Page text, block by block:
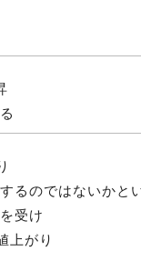
るのではないかと
受け
上がり